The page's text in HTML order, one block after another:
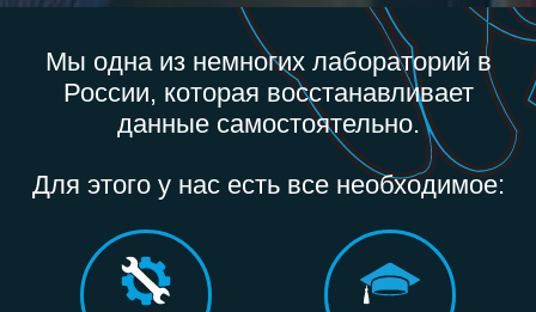
Мы одна из немногих лабораторий в
России, которая восстанавливает
данные самостоятельно.
Для этого у нас есть все необходимое: